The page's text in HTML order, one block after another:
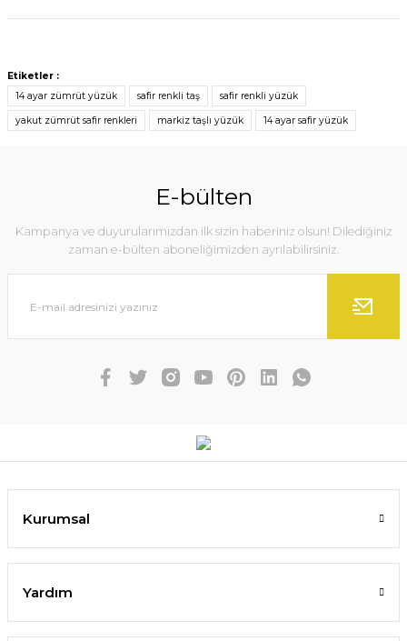
Etiketler :
14 ayar zümrüt yüzük
safir renkli taş safir renkli yüzük
yakut zümrüt safir renkleri markiz taşlı yüzük 14 ayar safir yüzük
E-bülten
Kampanya ve duyurularımızdan ilk sizin haberiniz olsun! Dilediğiniz
zaman e-bülten aboneliğimizden ayrılabilirsiniz.
Kurumsal
Yardım